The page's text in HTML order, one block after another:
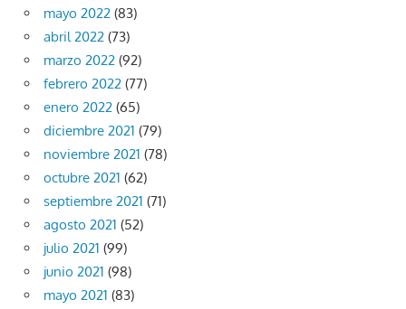
mayo 2022 (83)
abril 2022 (73)
marzo 2022 (92)
febrero 2022 (77)
enero 2022 (65)
diciembre 2021 (79)
noviembre 2021 (78)
octubre 2021 (62)
septiembre 2021 (71)
agosto 2021 (52)
julio 2021 (99)
junio 2021 (98)
mayo 2021 (83)